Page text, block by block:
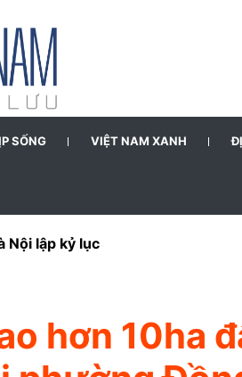
SỐNG VIỆT NAM XANH
phát triển nhà ở giai đoạn
hơn 10ha